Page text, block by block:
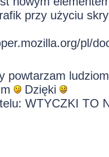
przy użyciu
pl/
powtarzam
Dzięki
WTYCZKI TO